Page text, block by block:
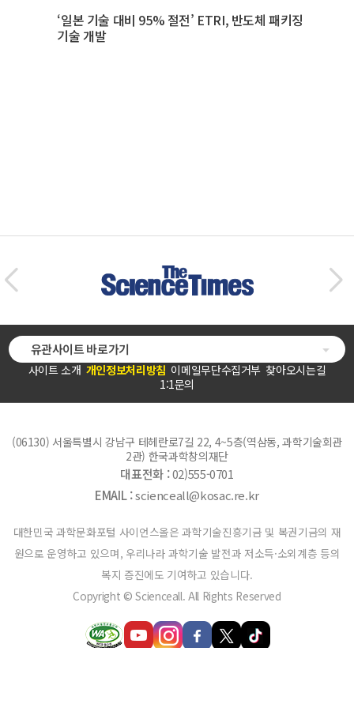
‘일본 기술 대비 95% 절전’ ETRI, 반도체 패키징
기술 개발
사이트 소개 개인정보처리방침 이메일무단수집거부 찾아오시는길
1:1문의
유관사이트 바로가기
(06130) 서울특별시 강남구 테헤란로7길 22, 4~5층(역삼동, 과학기술회관
2관) 한국과학창의재단
대표전화 :02)555-0701
EMAIL :scienceall@kosac.re.kr
대한민국 과학문화포털 사이언스올은 과학기술진흥기금 및 복권기금의 재
원으로 운영하고 있으며, 우리나라 과학기술 발전과 저소득·소외계층 등의
복지 증진에도 기여하고 있습니다.
Copyright © Scienceall. All Rights Reserved